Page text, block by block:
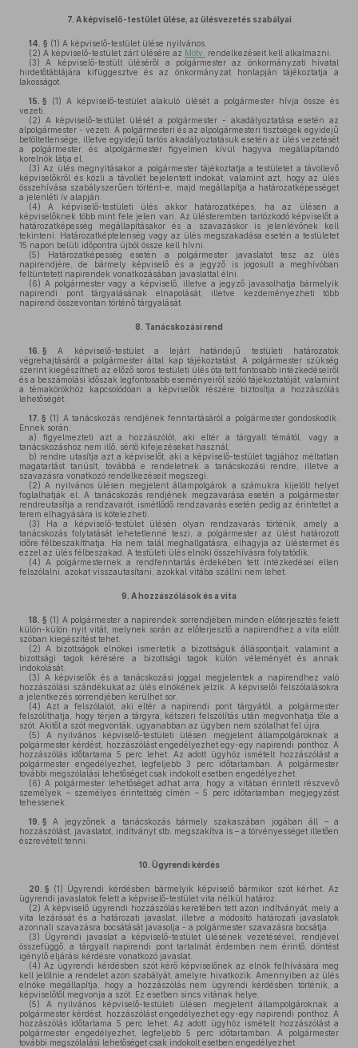
7. A képviselő-testület ülése, az ülésvezetés szabályai
14. § (1) A képviselő-testület ülése nyilvános.
(2) A képviselő-testület zárt ülésére az Mötv.
rendelkezéseit kell alkalmazni.
(3) A képviselő-testült üléséről a polgármester az önkormányzati hivatal
hirdetőtáblájára kifüggesztve és az önkormányzat honlapján tájékoztatja a
lakosságot.
15. § (1) A képviselő-testület alakuló ülését a polgármester hívja össze és
vezeti.
(2) A képviselő-testület ülését a polgármester - akadályoztatása esetén az
alpolgármester - vezeti. A polgármesteri és az alpolgármesteri tisztségek egyidejű
betöltetlensége, illetve egyidejű tartós akadályoztatásuk esetén az ülés vezetését
a polgármester és alpolgármester figyelmen kívül hagyva megállapítandó
korelnök látja el.
(3) Az ülés megnyitásakor a polgármester tájékoztatja a testületet a távollevő
képviselőkről és közli a távollét bejelentett indokát, valamint azt, hogy az ülés
összehívása szabályszerűen történt-e, majd megállapítja a határozatképességet
a jelenléti ív alapján.
(4) A képviselő-testületi ülés akkor határozatképes, ha az ülésen a
képviselőknek több mint fele jelen van. Az ülésteremben tartózkodó képviselőt a
határozatképesség megállapításakor és a szavazáskor is jelenlévőnek kell
tekinteni. Határozatképtelenség vagy az ülés megszakadása esetén a testületet
15 napon belüli időpontra újból össze kell hívni.
(5) Határozatképesség esetén a polgármester javaslatot tesz az ülés
napirendjére, de bármely képviselő és a jegyző is jogosult a meghívóban
feltüntetett napirendek vonatkozásában javaslattal élni.
(6) A polgármester vagy a képviselő, illetve a jegyző javasolhatja bármelyik
napirendi pont tárgyalásának elnapolását, illetve kezdeményezheti több
napirend összevontan történő tárgyalását.
8. Tanácskozási rend
16. § A képviselő-testület a lejárt határidejű testületi határozatok
végrehajtásáról a polgármester által kap tájékoztatást. A polgármester szükség
szerint kiegészítheti az előző soros testületi ülés óta tett fontosabb intézkedéseiről
és a beszámolási időszak legfontosabb eseményeiről szóló tájékoztatóját, valamint
a témakörökhöz kapcsolódóan a képviselők részére biztosítja a hozzászólás
lehetőségét.
17. § (1) A tanácskozás rendjének fenntartásáról a polgármester gondoskodik.
Ennek során:
a) figyelmezteti azt a hozzászólót, aki eltér a tárgyalt témától, vagy a
tanácskozáshoz nem illő, sértő kifejezéseket használ;
b) rendre utasítja azt a képviselőt, aki a képviselő-testület tagjához méltatlan
magatartást tanúsít, továbbá e rendeletnek a tanácskozási rendre, illetve a
szavazásra vonatkozó rendelkezéseit megszegi.
(2) A nyilvános ülésen megjelent állampolgárok a számukra kijelölt helyet
foglalhatják el. A tanácskozás rendjének megzavarása esetén a polgármester
rendreutasítja a rendzavarót, ismétlődő rendzavarás esetén pedig az érintettet a
terem elhagyására is kötelezheti.
(3) Ha a képviselő-testület ülésén olyan rendzavarás történik, amely a
tanácskozás folytatását lehetetlenné teszi, a polgármester az ülést határozott
időre félbeszakíthatja. Ha nem talál meghallgatásra, elhagyja az üléstermet és
ezzel az ülés félbeszakad. A testületi ülés elnöki összehívásra folytatódik.
(4) A polgármesternek a rendfenntartás érdekében tett intézkedései ellen
felszólalni, azokat visszautasítani, azokkal vitába szállni nem lehet.
9. A hozzászólások és a vita
18. § (1) A polgármester a napirendek sorrendjében minden előterjesztés felett
külön-külön nyit vitát, melynek során az előterjesztő a napirendhez a vita előtt
szóban kiegészítést tehet.
(2) A bizottságok elnökei ismertetik a bizottságuk álláspontjait, valamint a
bizottsági tagok kérésére a bizottsági tagok külön véleményét és annak
indokolását.
(3) A képviselők és a tanácskozási joggal megjelentek a napirendhez való
hozzászólási szándékukat az ülés elnökének jelzik. A képviselői felszólalásokra
a jelentkezés sorrendjében kerülhet sor.
(4) Azt a felszólalót, aki eltér a napirendi pont tárgyától, a polgármester
felszólíthatja, hogy térjen a tárgyra, kétszeri felszólítás után megvonhatja tőle a
szót. Akitől a szót megvonták, ugyanabban az ügyben nem szólalhat fel újra.
(5) A nyilvános képviselő-testületi ülésen megjelent állampolgároknak a
polgármester kérdést, hozzászólást engedélyezhet egy-egy napirendi ponthoz. A
hozzászólás időtartama 5 perc lehet. Az adott ügyhöz ismételt hozzászólást a
polgármester engedélyezhet, legfeljebb 3 perc időtartamban. A polgármester
további megszólalási lehetőséget csak indokolt esetben engedélyezhet.
(6) A polgármester lehetőséget adhat arra, hogy a vitában érintett részvevő
személyek – személyes érintettség címén – 5 perc időtartamban megjegyzést
tehessenek.
19. § A jegyzőnek a tanácskozás bármely szakaszában jogában áll – a
hozzászólást, javaslatot, indítványt stb. megszakítva is – a törvényességet illetően
észrevételt tenni.
10. Ügyrendi kérdés
20. § (1) Ügyrendi kérdésben bármelyik képviselő bármikor szót kérhet. Az
ügyrendi javaslatok felett a képviselő-testület vita nélkül határoz.
(2) A képviselő ügyrendi hozzászólás keretében tett azon indítványát, mely a
vita lezárását és a határozati javaslat, illetve a módosító határozati javaslatok
azonnali szavazásra bocsátását javasolja - a polgármester szavazásra bocsátja.
(3) Ügyrendi javaslat a képviselő-testület ülésének vezetésével, rendjével
összefüggő, a tárgyalt napirendi pont tartalmát érdemben nem érintő, döntést
igénylő eljárási kérdésre vonatkozó javaslat.
(4) Az ügyrendi kérdésben szót kérő képviselőnek az elnök felhívására meg
kell jelölnie a rendelet azon szabályát, amelyre hivatkozik. Amennyiben az ülés
elnöke megállapítja, hogy a hozzászólás nem ügyrendi kérdésben történik, a
képviselőtől megvonja a szót. Ez esetben sincs vitának helye.
(5) A nyilvános képviselő-testületi ülésen megjelent állampolgároknak a
polgármester kérdést, hozzászólást engedélyezhet egy-egy napirendi ponthoz. A
hozzászólás időtartama 5 perc lehet. Az adott ügyhöz ismételt hozzászólást a
polgármester engedélyezhet, legfeljebb 5 perc időtartamban. A polgármester
további megszólalási lehetőséget csak indokolt esetben engedélyezhet.